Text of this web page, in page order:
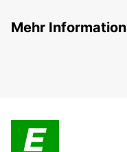
Mehr Information